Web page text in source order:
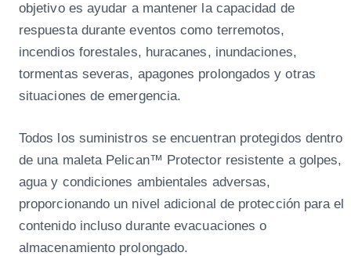
objetivo es ayudar a mantener la capacidad de
respuesta durante eventos como terremotos,
incendios forestales, huracanes, inundaciones,
tormentas severas, apagones prolongados y otras
situaciones de emergencia.
Todos los suministros se encuentran protegidos dentro
de una maleta Pelican™ Protector resistente a golpes,
agua y condiciones ambientales adversas,
proporcionando un nivel adicional de protección para el
contenido incluso durante evacuaciones o
almacenamiento prolongado.